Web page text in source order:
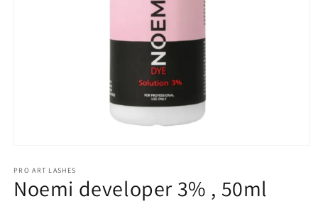
1
odprite
PRO ART LASHES
Noemi developer 3% , 50ml